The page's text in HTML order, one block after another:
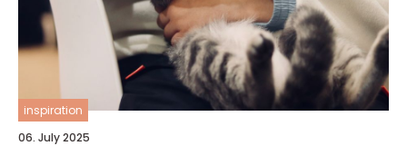
inspiration
06. July 2025